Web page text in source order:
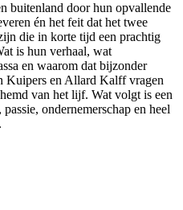
buitenland door hun opvallende
én het feit dat het twee
die in korte tijd een prachtig
is hun verhaal, wat
en waarom dat bijzonder
Kuipers en Allard Kalff vragen
van het lijf. Wat volgt is een
ondernemerschap en heel